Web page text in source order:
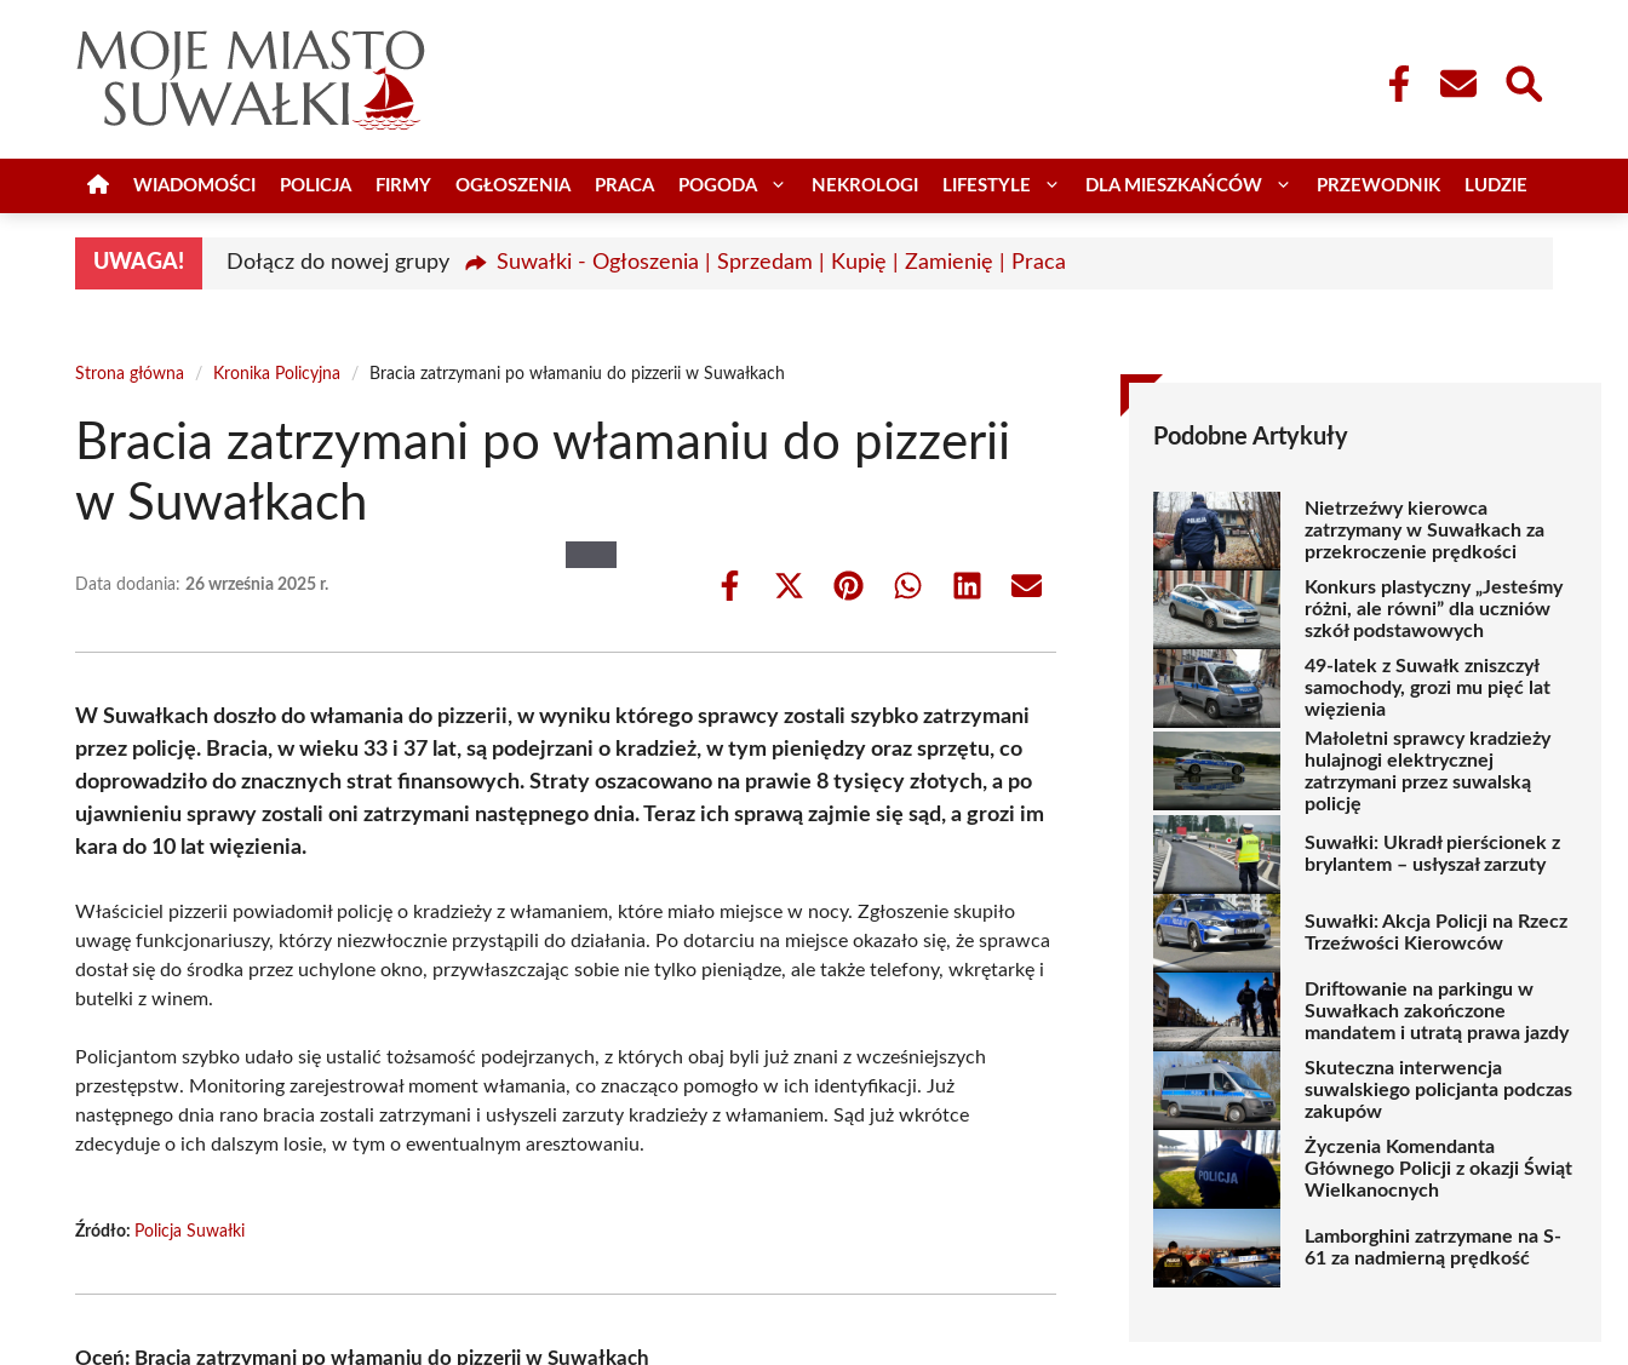
WIADOMOŚCI POLICJA FIRMY OGŁOSZENIA PRACA POGODA NEKROLOGI LIFESTYLE DLA MIESZKAŃCÓW PRZEWODNIK LUDZIE
UWAGA! Dołącz do nowej grupy Suwałki - Ogłoszenia | Sprzedam | Kupię | Zamienię | Praca
Strona główna / Kronika Policyjna / Bracia zatrzymani po włamaniu do pizzerii w Suwałkach
Bracia zatrzymani po włamaniu do pizzerii
w Suwałkach
Data dodania: 26 września 2025 r.
Share
Share
(Twitter)
Share Share Share Share
W Suwałkach doszło do włamania do pizzerii, w wyniku którego sprawcy zostali szybko zatrzymani
przez policję. Bracia, w wieku 33 i 37 lat, są podejrzani o kradzież, w tym pieniędzy oraz sprzętu, co
doprowadziło do znacznych strat finansowych. Straty oszacowano na prawie 8 tysięcy złotych, a po
ujawnieniu sprawy zostali oni zatrzymani następnego dnia. Teraz ich sprawą zajmie się sąd, a grozi im
kara do 10 lat więzienia.
Właściciel pizzerii powiadomił policję o kradzieży z włamaniem, które miało miejsce w nocy. Zgłoszenie skupiło
uwagę funkcjonariuszy, którzy niezwłocznie przystąpili do działania. Po dotarciu na miejsce okazało się, że sprawca
dostał się do środka przez uchylone okno, przywłaszczając sobie nie tylko pieniądze, ale także telefony, wkrętarkę i
butelki z winem.
Policjantom szybko udało się ustalić tożsamość podejrzanych, z których obaj byli już znani z wcześniejszych
przestępstw. Monitoring zarejestrował moment włamania, co znacząco pomogło w ich identyfikacji. Już
następnego dnia rano bracia zostali zatrzymani i usłyszeli zarzuty kradzieży z włamaniem. Sąd już wkrótce
zdecyduje o ich dalszym losie, w tym o ewentualnym aresztowaniu.
Źródło: Policja Suwałki
Oceń: Bracia zatrzymani po włamaniu do pizzerii w Suwałkach
Podobne Artykuły
Nietrzeźwy kierowca
zatrzymany w Suwałkach za
przekroczenie prędkości
Konkurs plastyczny „Jesteśmy
różni, ale równi” dla uczniów
szkół podstawowych
49-latek z Suwałk zniszczył
samochody, grozi mu pięć lat
więzienia
Małoletni sprawcy kradzieży
hulajnogi elektrycznej
zatrzymani przez suwalską
policję
Suwałki: Ukradł pierścionek z
brylantem – usłyszał zarzuty
Suwałki: Akcja Policji na Rzecz
Trzeźwości Kierowców
Driftowanie na parkingu w
Suwałkach zakończone
mandatem i utratą prawa jazdy
Skuteczna interwencja
suwalskiego policjanta podczas
zakupów
Życzenia Komendanta
Głównego Policji z okazji Świąt
Wielkanocnych
Lamborghini zatrzymane na S-
61 za nadmierną prędkość